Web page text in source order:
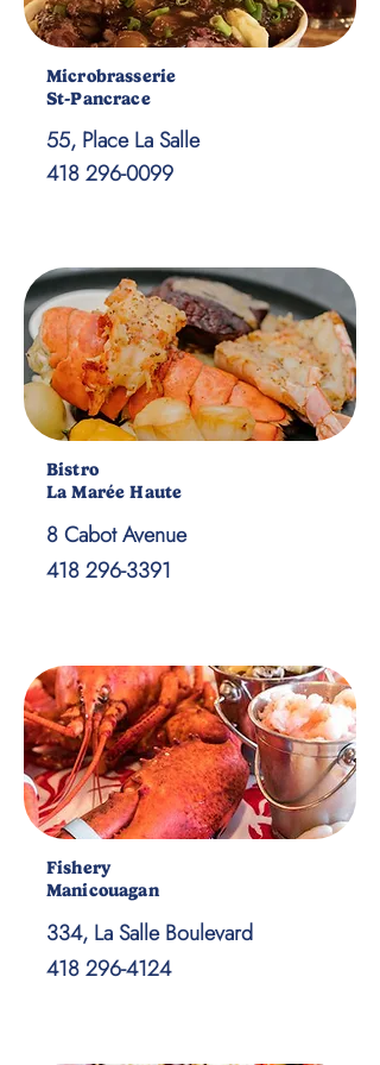
Microbrasserie
St-Pancrace
55, Place La Salle
418 296-0099
Bistro
La Marée Haute
8 Cabot Avenue
418 296-3391
Fishery
Manicouagan
334, La Salle Boulevard
418 296-4124